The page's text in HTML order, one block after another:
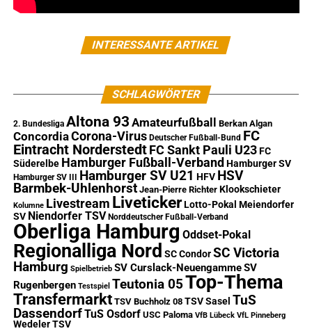
INTERESSANTE ARTIKEL
SCHLAGWÖRTER
2. Bundesliga Altona 93 Amateurfußball Berkan Algan
ConcordiaCorona-Virus Deutscher Fußball-Bund FC
Eintracht Norderstedt FC Sankt Pauli U23 FC
Süderelbe Hamburger Fußball-Verband Hamburger SV
Hamburger SV III Hamburger SV U21 HFV HSV
Barmbek-Uhlenhorst Jean-Pierre Richter Klookschieter
Kolumne Livestream Liveticker Lotto-Pokal Meiendorfer
SV Niendorfer TSV Norddeutscher Fußball-Verband
Oberliga Hamburg Oddset-Pokal
Regionalliga Nord SC Condor SC Victoria
Hamburg Spielbetrieb SV Curslack-NeuengammeSV
Rugenbergen Testspiel Teutonia 05Top-Thema
Transfermarkt TSV Buchholz 08 TSV Sasel TuS
DassendorfTuS Osdorf USC Paloma VfB Lübeck VfL Pinneberg
Wedeler TSV